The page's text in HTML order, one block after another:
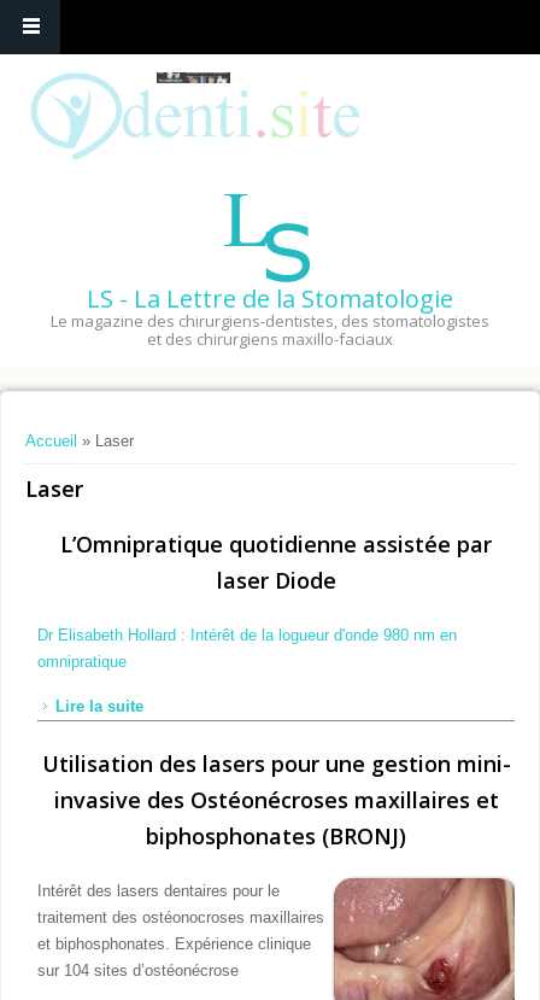
LS - La Lettre de la Stomatologie
Le magazine des chirurgiens-dentistes, des stomatologistes
et des chirurgiens maxillo-faciaux
Vous êtes ici
Accueil » Laser
Laser
L’Omnipratique quotidienne assistée par
laser Diode
Dr Elisabeth Hollard : Intérêt de la logueur d'onde 980 nm en
omnipratique
Lire la suite
Utilisation des lasers pour une gestion mini-
invasive des Ostéonécroses maxillaires et
biphosphonates (BRONJ)
Intérêt des lasers dentaires pour le
traitement des ostéonocroses maxillaires
et biphosphonates. Expérience clinique
sur 104 sites d’ostéonécrose